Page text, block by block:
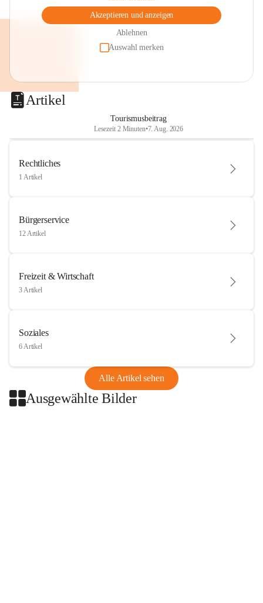
Akzeptieren und anzeigen
Ablehnen
Auswahl merken
Artikel
Tourismusbeitrag
Lesezeit 2 Minuten•7. Aug. 2026
Rechtliches
1 Artikel
Bürgerservice
12 Artikel
Freizeit & Wirtschaft
3 Artikel
Soziales
6 Artikel
Alle Artikel sehen
Ausgewählte Bilder